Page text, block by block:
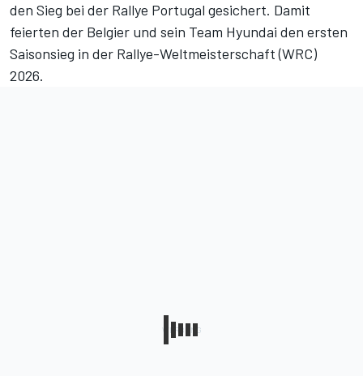
den Sieg bei der Rallye Portugal gesichert. Damit
feierten der Belgier und sein Team Hyundai den ersten
Saisonsieg in der Rallye-Weltmeisterschaft (WRC)
2026.